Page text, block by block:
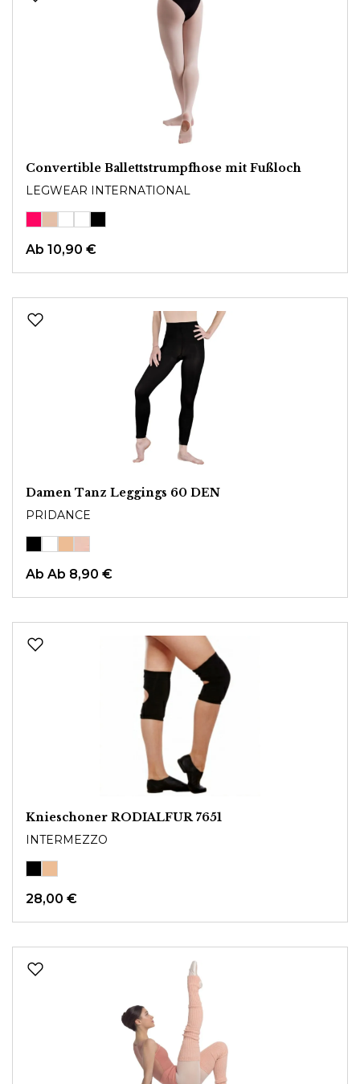
Convertible Ballettstrumpfhose mit Fußloch
LEGWEAR INTERNATIONAL
Ab 10,90 €
Damen Tanz Leggings 60 DEN
PRIDANCE
Ab Ab 8,90 €
Knieschoner RODIALFUR 7651
INTERMEZZO
28,00 €